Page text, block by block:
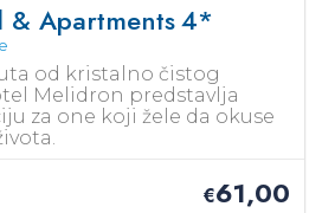
Apartments4*
od kristalno čistog
Melidron predstavlja
za one koji žele da okuse
€61,00